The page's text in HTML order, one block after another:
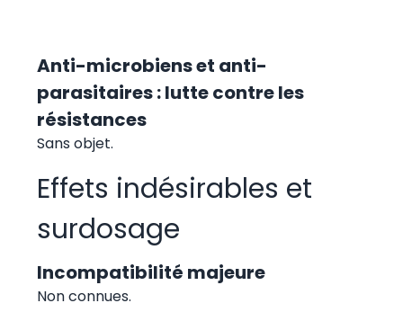
Anti-microbiens et anti-
parasitaires : lutte contre les
résistances
Sans objet.
Effets indésirables et
surdosage
Incompatibilité majeure
Non connues.